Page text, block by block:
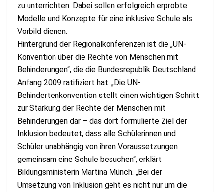
zu unterrichten. Dabei sollen erfolgreich erprobte
Modelle und Konzepte für eine inklusive Schule als
Vorbild dienen.
Hintergrund der Regionalkonferenzen ist die „UN-
Konvention über die Rechte von Menschen mit
Behinderungen“, die die Bundesrepublik Deutschland
Anfang 2009 ratifiziert hat. „Die UN-
Behindertenkonvention stellt einen wichtigen Schritt
zur Stärkung der Rechte der Menschen mit
Behinderungen dar – das dort formulierte Ziel der
Inklusion bedeutet, dass alle Schülerinnen und
Schüler unabhängig von ihren Voraussetzungen
gemeinsam eine Schule besuchen“, erklärt
Bildungsministerin Martina Münch. „Bei der
Umsetzung von Inklusion geht es nicht nur um die